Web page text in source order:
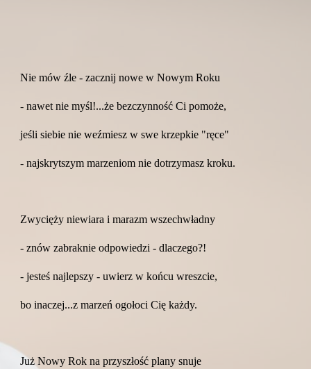
Nie mów źle - zacznij nowe w Nowym Roku
- nawet nie myśl!...że bezczynność Ci pomoże,
jeśli siebie nie weźmiesz w swe krzepkie "ręce"
- najskrytszym marzeniom nie dotrzymasz kroku.
Zwycięży niewiara i marazm wszechwładny
- znów zabraknie odpowiedzi - dlaczego?!
- jesteś najlepszy - uwierz w końcu wreszcie,
bo inaczej...z marzeń ogołoci Cię każdy.
Już Nowy Rok na przyszłość plany snuje